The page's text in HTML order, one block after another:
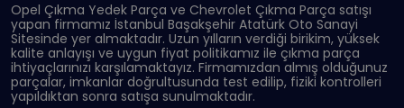
Opel Çıkma Yedek Parça ve Chevrolet Çıkma Parça satışı
yapan firmamız İstanbul Başakşehir Atatürk Oto Sanayi
Sitesinde yer almaktadır. Uzun yılların verdiği birikim, yüksek
kalite anlayışı ve uygun fiyat politikamız ile çıkma parça
ihtiyaçlarınızı karşılamaktayız. Firmamızdan almış olduğunuz
parçalar, imkanlar doğrultusunda test edilip, fiziki kontrolleri
yapıldıktan sonra satışa sunulmaktadır.